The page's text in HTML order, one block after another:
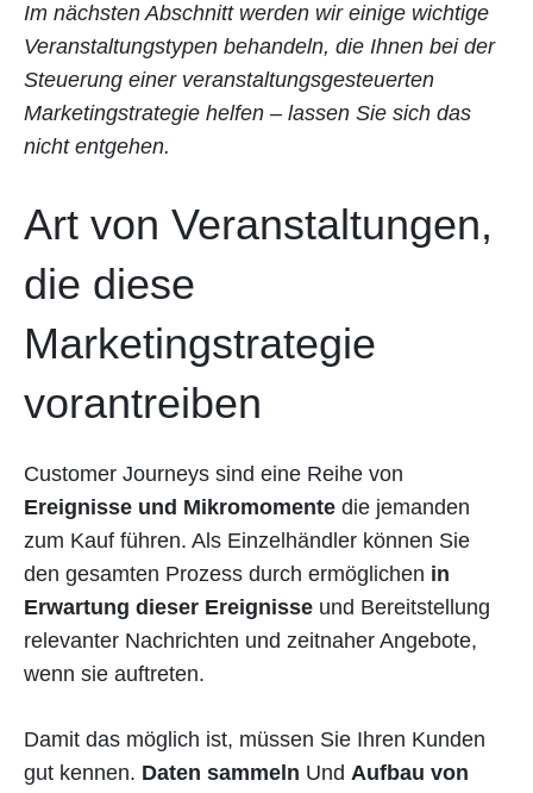
Im nächsten Abschnitt werden wir einige wichtige
Veranstaltungstypen behandeln, die Ihnen bei der
Steuerung einer veranstaltungsgesteuerten
Marketingstrategie helfen – lassen Sie sich das
nicht entgehen.
Art von Veranstaltungen,
die diese
Marketingstrategie
vorantreiben
Customer Journeys sind eine Reihe von
Ereignisse und Mikromomente die jemanden
zum Kauf führen. Als Einzelhändler können Sie
den gesamten Prozess durch ermöglichen in
Erwartung dieser Ereignisse und Bereitstellung
relevanter Nachrichten und zeitnaher Angebote,
wenn sie auftreten.
Damit das möglich ist, müssen Sie Ihren Kunden
gut kennen. Daten sammeln Und Aufbau von